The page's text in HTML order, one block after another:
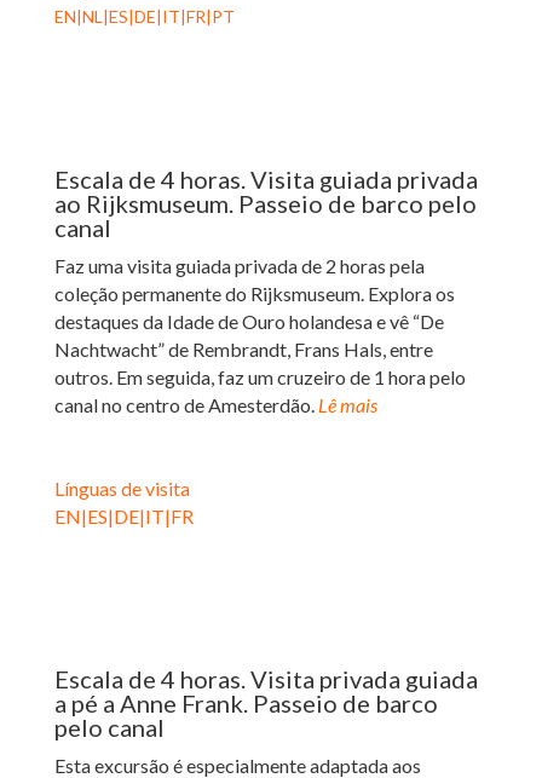
EN|NL|ES|DE|IT|FR|PT
Escala de 4 horas. Visita guiada privada
ao Rijksmuseum. Passeio de barco pelo
canal
Faz uma visita guiada privada de 2 horas pela
coleção permanente do Rijksmuseum. Explora os
destaques da Idade de Ouro holandesa e vê “De
Nachtwacht” de Rembrandt, Frans Hals, entre
outros. Em seguida, faz um cruzeiro de 1 hora pelo
canal no centro de Amesterdão. Lê mais
Línguas de visita
EN|ES|DE|IT|FR
Escala de 4 horas. Visita privada guiada
a pé a Anne Frank. Passeio de barco
pelo canal
Esta excursão é especialmente adaptada aos